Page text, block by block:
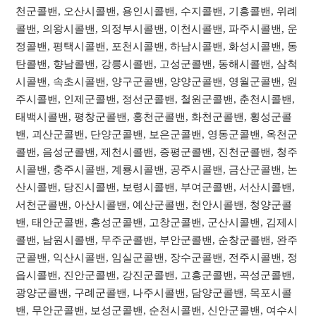
천군콜밴, 오산시콜밴, 용인시콜밴, 수지콜밴, 기흥콜밴, 위례
콜밴, 의왕시콜밴, 의정부시콜밴, 이천시콜밴, 파주시콜밴, 운
정콜밴, 평택시콜밴, 포천시콜밴, 하남시콜밴, 화성시콜밴, 동
탄콜밴, 향남콜밴, 강릉시콜밴, 고성군콜밴, 동해시콜밴, 삼척
시콜밴, 속초시콜밴, 양구군콜밴, 양양군콜밴, 영월군콜밴, 원
주시콜밴, 인제군콜밴, 정선군콜밴, 철원군콜밴, 춘천시콜밴,
태백시콜밴, 평창군콜밴, 홍천군콜밴, 화천군콜밴, 횡성군콜
밴, 괴산군콜밴, 단양군콜밴, 보은군콜밴, 영동군콜밴, 옥천군
콜밴, 음성군콜밴, 제천시콜밴, 증평군콜밴, 진천군콜밴, 청주
시콜밴, 충주시콜밴, 계룡시콜밴, 공주시콜밴, 금산군콜밴, 논
산시콜밴, 당진시콜밴, 보령시콜밴, 부여군콜밴, 서산시콜밴,
서천군콜밴, 아산시콜밴, 예산군콜밴, 천안시콜밴, 청양군콜
밴, 태안군콜밴, 홍성군콜밴, 고창군콜밴, 군산시콜밴, 김제시
콜밴, 남원시콜밴, 무주군콜밴, 부안군콜밴, 순창군콜밴, 완주
군콜밴, 익산시콜밴, 임실군콜밴, 장수군콜밴, 전주시콜밴, 정
읍시콜밴, 진안군콜밴, 강진군콜밴, 고흥군콜밴, 곡성군콜밴,
광양군콜밴, 구례군콜밴, 나주시콜밴, 담양군콜밴, 목포시콜
밴, 무안군콜밴, 보성군콜밴, 순천시콜밴, 신안군콜밴, 여수시